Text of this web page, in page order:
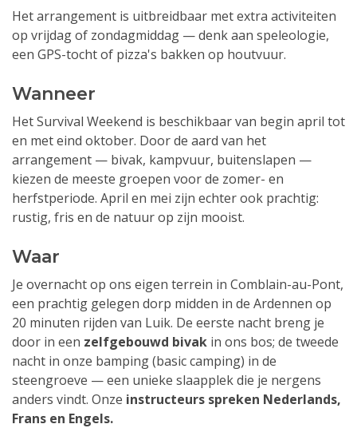
Het arrangement is uitbreidbaar met extra activiteiten
op vrijdag of zondagmiddag — denk aan speleologie,
een GPS-tocht of pizza's bakken op houtvuur.
Wanneer
Het Survival Weekend is beschikbaar van begin april tot
en met eind oktober. Door de aard van het
arrangement — bivak, kampvuur, buitenslapen —
kiezen de meeste groepen voor de zomer- en
herfstperiode. April en mei zijn echter ook prachtig:
rustig, fris en de natuur op zijn mooist.
Waar
Je overnacht op ons eigen terrein in Comblain-au-Pont,
een prachtig gelegen dorp midden in de Ardennen op
20 minuten rijden van Luik. De eerste nacht breng je
door in een zelfgebouwd bivak in ons bos; de tweede
nacht in onze bamping (basic camping) in de
steengroeve — een unieke slaapplek die je nergens
anders vindt. Onze instructeurs spreken Nederlands,
Frans en Engels.